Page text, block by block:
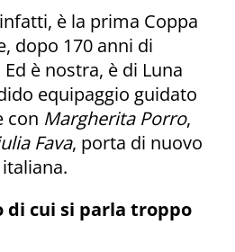
è la prima Coppa
dopo 170 anni di
è nostra, è di Luna
equipaggio guidato
con Margherita Porro,
Fava, porta di nuovo
di cui si parla troppo